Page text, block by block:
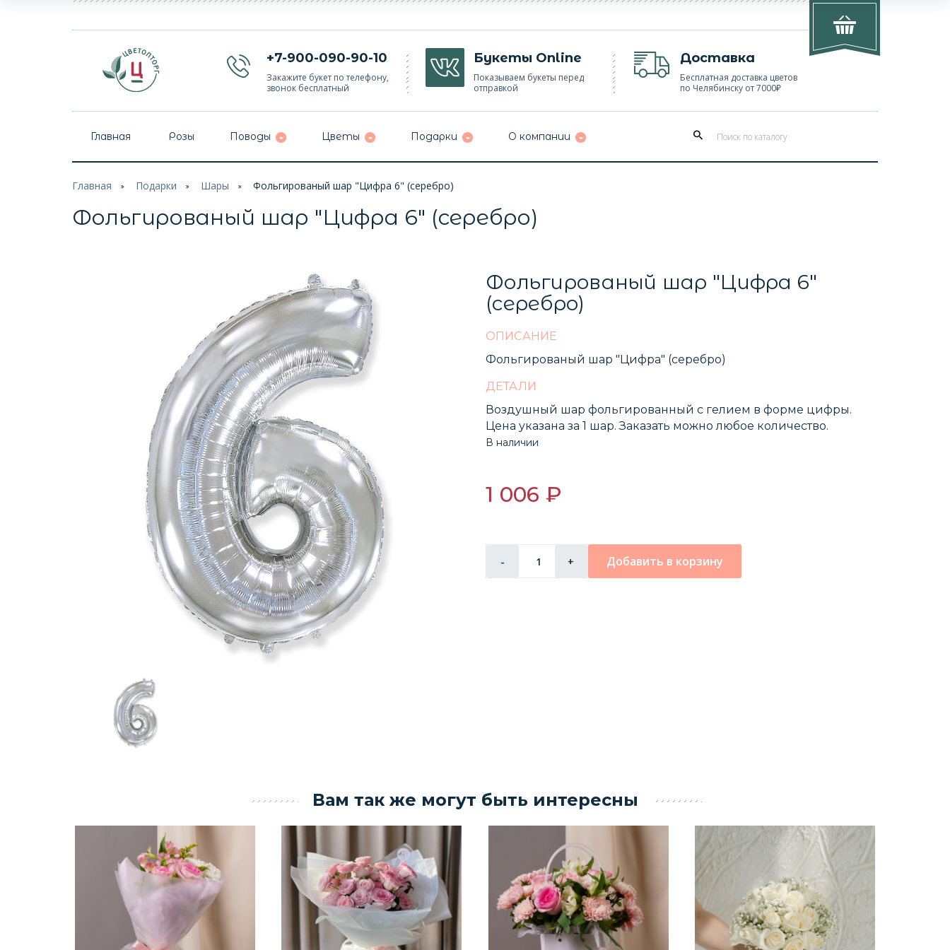
+7-900-090-90-10
Закажите букет по телефону,
звонок бесплатный
Букеты Online
Показываем букеты перед
отправкой
Доставка
Бесплатная доставка цветов
по Челябинску от 7000₽
Главная Розы Поводы Цветы Подарки О компании
Главная Подарки Шары Фольгированый шар "Цифра 6" (серебро)
Фольгированый шар "Цифра 6" (серебро)
Фольгированый шар "Цифра 6"
(серебро)
ОПИСАНИЕ
Фольгированый шар "Цифра" (серебро)
ДЕТАЛИ
Воздушный шар фольгированный с гелием в форме цифры.
Цена указана за 1 шар. Заказать можно любое количество.
В наличии
1 006 ₽
- + Добавить в корзину
Вам так же могут быть интересны